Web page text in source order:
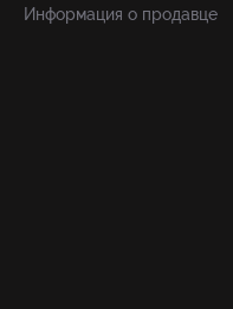
Информация о продавце